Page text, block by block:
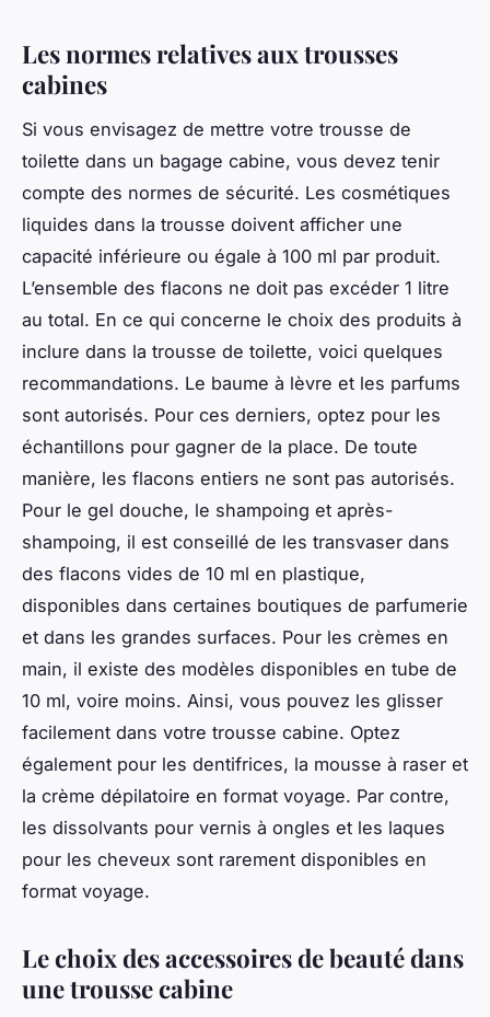
Les normes relatives aux trousses
cabines
Si vous envisagez de mettre votre trousse de
toilette dans un bagage cabine, vous devez tenir
compte des normes de sécurité. Les cosmétiques
liquides dans la trousse doivent afficher une
capacité inférieure ou égale à 100 ml par produit.
L’ensemble des flacons ne doit pas excéder 1 litre
au total. En ce qui concerne le choix des produits à
inclure dans la trousse de toilette, voici quelques
recommandations. Le baume à lèvre et les parfums
sont autorisés. Pour ces derniers, optez pour les
échantillons pour gagner de la place. De toute
manière, les flacons entiers ne sont pas autorisés.
Pour le gel douche, le shampoing et après-
shampoing, il est conseillé de les transvaser dans
des flacons vides de 10 ml en plastique,
disponibles dans certaines boutiques de parfumerie
et dans les grandes surfaces. Pour les crèmes en
main, il existe des modèles disponibles en tube de
10 ml, voire moins. Ainsi, vous pouvez les glisser
facilement dans votre trousse cabine. Optez
également pour les dentifrices, la mousse à raser et
la crème dépilatoire en format voyage. Par contre,
les dissolvants pour vernis à ongles et les laques
pour les cheveux sont rarement disponibles en
format voyage.
Le choix des accessoires de beauté dans
une trousse cabine